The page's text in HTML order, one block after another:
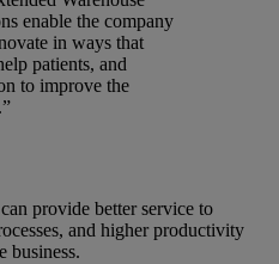
enable the company
in ways that
patients, and
to improve the
provide better service to
and higher productivity
business.